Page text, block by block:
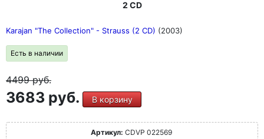
2 CD
Karajan "The Collection" - Strauss (2 CD) (2003)
Есть в наличии
4499руб.
3683 руб. В корзину
Артикул: CDVP 022569